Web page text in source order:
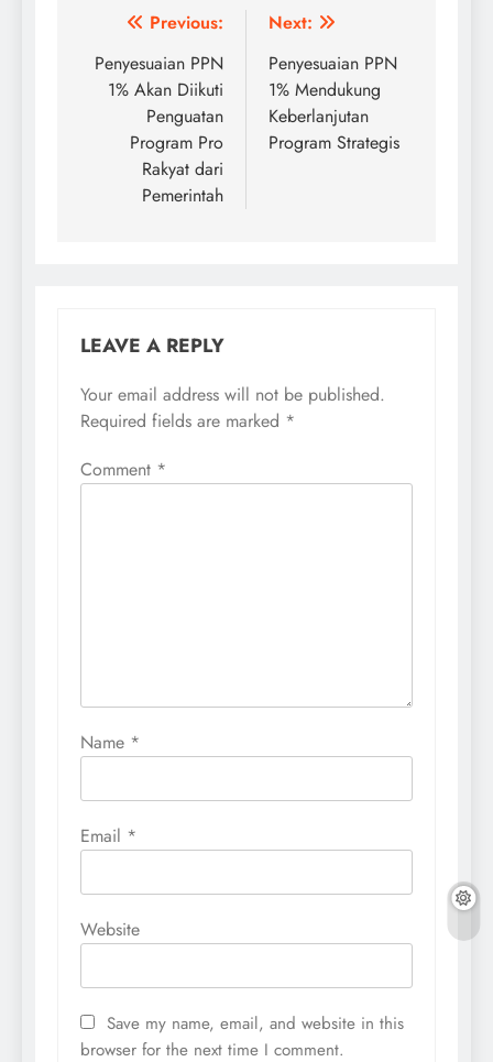
Post
navigation
Previous:
Penyesuaian PPN
1% Akan Diikuti
Penguatan
Program Pro
Rakyat dari
Pemerintah
Next:
Penyesuaian PPN
1% Mendukung
Keberlanjutan
Program Strategis
LEAVE A REPLY
Your email address will not be published.
Required fields are marked *
Comment *
Name *
Email *
Website
Save my name, email, and website in this
browser for the next time I comment.